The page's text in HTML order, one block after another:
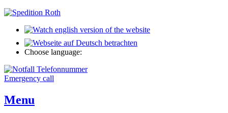
Choose language:
Emergency call
Menu